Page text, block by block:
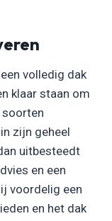
volledig dak
klaar staan om
soorten
zijn geheel
uitbesteedt
en een
voordelig een
en het dak